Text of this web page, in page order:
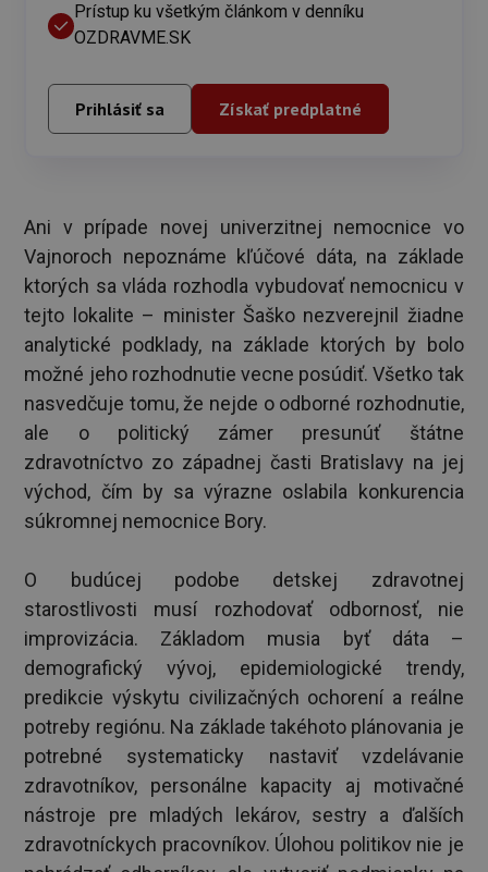
Prístup ku všetkým článkom v denníku
OZDRAVME.SK
Prihlásiť sa Získať predplatné
Ani v prípade novej univerzitnej nemocnice vo
Vajnoroch nepoznáme kľúčové dáta, na základe
ktorých sa vláda rozhodla vybudovať nemocnicu v
tejto lokalite – minister Šaško nezverejnil žiadne
analytické podklady, na základe ktorých by bolo
možné jeho rozhodnutie vecne posúdiť. Všetko tak
nasvedčuje tomu, že nejde o odborné rozhodnutie,
ale o politický zámer presunúť štátne
zdravotníctvo zo západnej časti Bratislavy na jej
východ, čím by sa výrazne oslabila konkurencia
súkromnej nemocnice Bory.
O budúcej podobe detskej zdravotnej
starostlivosti musí rozhodovať odbornosť, nie
improvizácia. Základom musia byť dáta –
demografický vývoj, epidemiologické trendy,
predikcie výskytu civilizačných ochorení a reálne
potreby regiónu. Na základe takéhoto plánovania je
potrebné systematicky nastaviť vzdelávanie
zdravotníkov, personálne kapacity aj motivačné
nástroje pre mladých lekárov, sestry a ďalších
zdravotníckych pracovníkov. Úlohou politikov nie je